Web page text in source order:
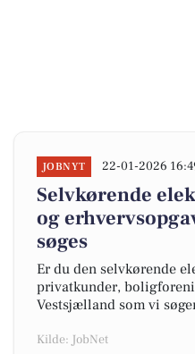
JOBNYT 22-01-2026
Selvkørende
og
søges
Er du den selvkørende
privatkunder,
Vestsjælland som vi
Kilde: JobNet